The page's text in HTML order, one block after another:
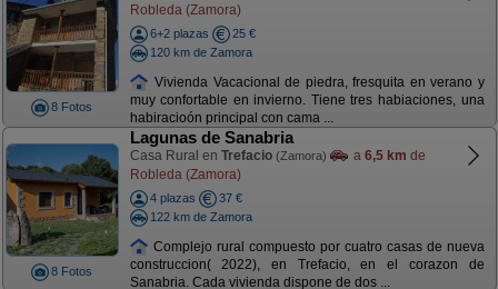
8 Fotos
Robleda (Zamora)
6+2 plazas
25 €
120 km de Zamora
Vivienda Vacacional de piedra, fresquita en verano y
muy confortable en invierno. Tiene tres habiaciones, una
habiracioón principal con cama ...
8 Fotos
Lagunas de Sanabria
Casa Rural en Trefacio (Zamora) a 6,5 km de
Robleda (Zamora)
4 plazas
37 €
122 km de Zamora
Complejo rural compuesto por cuatro casas de nueva
construccion( 2022), en Trefacio, en el corazon de
Sanabria. Cada vivienda dispone de dos ...